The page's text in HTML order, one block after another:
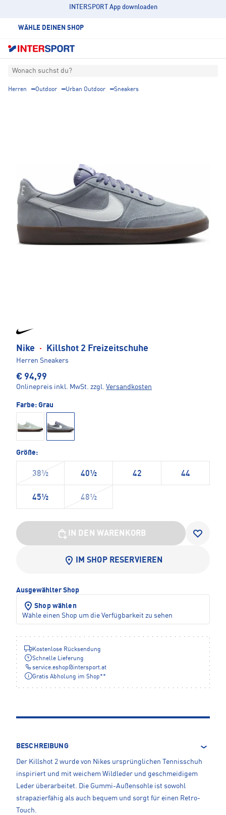
INTERSPORT App downloaden
WÄHLE DEINEN SHOP
Wonach suchst du?
Herren Outdoor Urban Outdoor Sneakers
Nike · Killshot 2 Freizeitschuhe
Herren Sneakers
€ 94,99
Onlinepreis inkl. MwSt. zzgl. Versandkosten
Farbe: Grau
Größe:
38½ 40½ 42 44
45½ 48½
IN DEN WARENKORB
IM SHOP RESERVIEREN
Ausgewählter Shop
Shop wählen
Wähle einen Shop um die Verfügbarkeit zu sehen
Kostenlose Rücksendung
Schnelle Lieferung
service.eshop@ intersport.at
Gratis Abholung im Shop**
BESCHREIBUNG
Der Killshot 2 wurde von Nikes ursprünglichen Tennisschuh
inspiriert und mit weichem Wildleder und geschmeidigem
Leder überarbeitet. Die Gummi-Außensohle ist sowohl
strapazierfähig als auch bequem und sorgt für einen Retro-
Touch.